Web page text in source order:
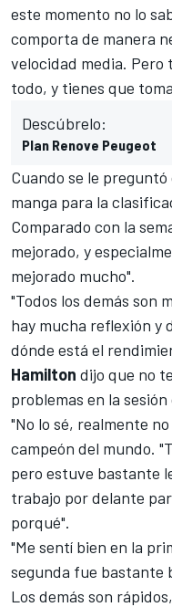
este momento no lo
comporta de manera
velocidad media. Pero
todo, y tienes que
Descúbrelo:
Plan Renove Peugeot
Cuando se le
manga para la
Comparado con la
mejorado, y
mejorado mucho".
"Todos los demás son
hay mucha reflexión y
dónde está el
Hamilton dijo que no
problemas en la
"No lo sé, realmente
campeón del mundo.
pero estuve bastante
trabajo por delante
porqué".
"Me sentí bien en la
segunda fue bastante
Los demás son